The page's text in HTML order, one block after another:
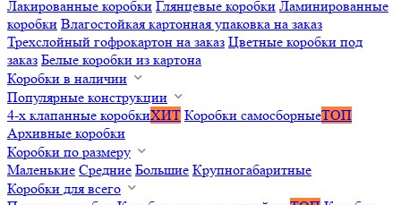
Лакированные коробки Глянцевые коробки Ламинированные
коробки Влагостойкая картонная упаковка на заказ
Трехслойный гофрокартон на заказ Цветные коробки под
заказ Белые коробки из картона
Коробки в наличии
Популярные конструкции
4-х клапанные коробкиХИТ Коробки самосборныеТОП
Архивные коробки
Коробки по размеру
Маленькие Средние Большие Крупногабаритные
Коробки для всего